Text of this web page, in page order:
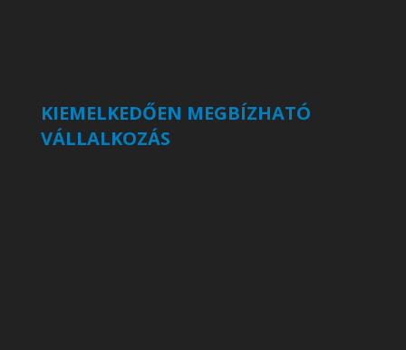
KIEMELKEDŐEN MEGBÍZHATÓ
VÁLLALKOZÁS